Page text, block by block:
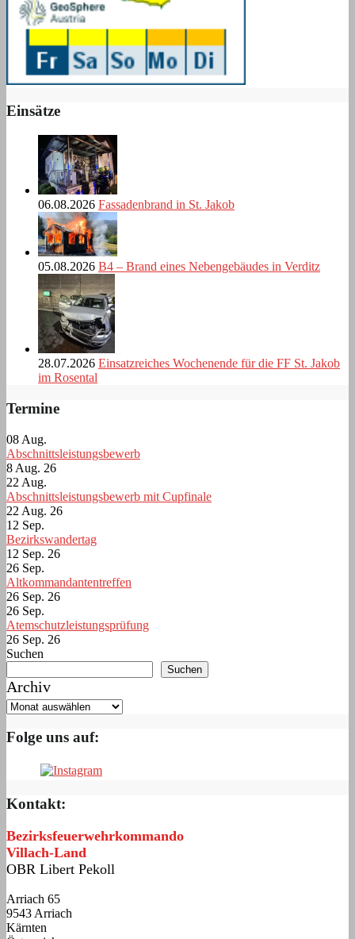
Einsätze
06.08.2026 Fassadenbrand in St. Jakob
05.08.2026 B4 – Brand eines Nebengebäudes in Verditz
28.07.2026 Einsatzreiches Wochenende für die FF St. Jakob
im Rosental
Termine
08 Aug.
Abschnittsleistungsbewerb
8 Aug. 26
22 Aug.
Abschnittsleistungsbewerb mit Cupfinale
22 Aug. 26
12 Sep.
Bezirkswandertag
12 Sep. 26
26 Sep.
Altkommandantentreffen
26 Sep. 26
26 Sep.
Atemschutzleistungsprüfung
26 Sep. 26
Suchen
Suchen
Archiv
Folge uns auf:
Kontakt:
Bezirksfeuerwehrkommando
Villach-Land
OBR Libert Pekoll
Arriach 65
9543 Arriach
Kärnten